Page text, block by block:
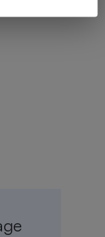
la batterie qui